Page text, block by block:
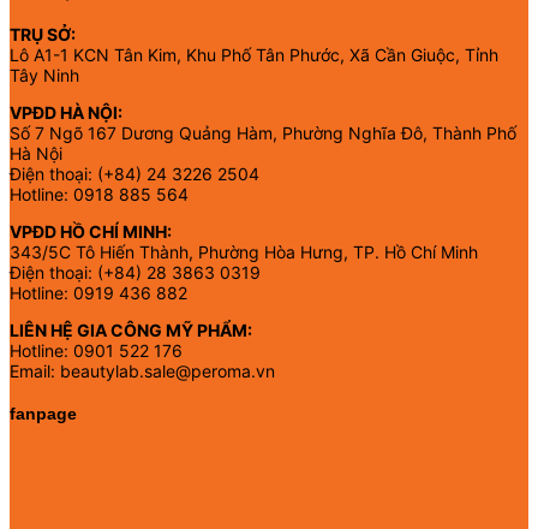
TRỤ SỞ:
Lô A1-1 KCN Tân Kim, Khu Phố Tân Phước, Xã Cần Giuộc, Tỉnh
Tây Ninh
VPĐD HÀ NỘI:
Số 7 Ngõ 167 Dương Quảng Hàm, Phường Nghĩa Đô, Thành Phố
Hà Nội
Điện thoại: (+84) 24 3226 2504
Hotline: 0918 885 564
VPĐD HỒ CHÍ MINH:
343/5C Tô Hiến Thành, Phường Hòa Hưng, TP. Hồ Chí Minh
Điện thoại: (+84) 28 3863 0319
Hotline: 0919 436 882
LIÊN HỆ GIA CÔNG MỸ PHẨM:
Hotline: 0901 522 176
Email: beautylab.sale@peroma.vn
fanpage